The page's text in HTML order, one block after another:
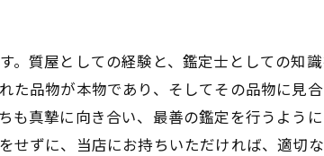
。質屋としての経験と、鑑定士としての知
た品物が本物であり、そしてその品物に見
も真摯に向き合い、最善の鑑定を行うよう
せずに、当店にお持ちいただければ、適切